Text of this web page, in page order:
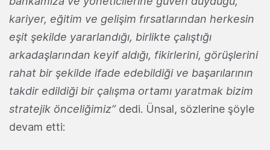
kariyer, eğitim ve gelişim fırsatlarından herkesin
eşit şekilde yararlandığı, birlikte çalıştığı
arkadaşlarından keyif aldığı, fikirlerini, görüşlerini
rahat bir şekilde ifade edebildiği ve başarılarının
takdir edildiği bir çalışma ortamı yaratmak bizim
stratejik önceliğimiz”dedi. Ünsal, sözlerine şöyle
devam etti: